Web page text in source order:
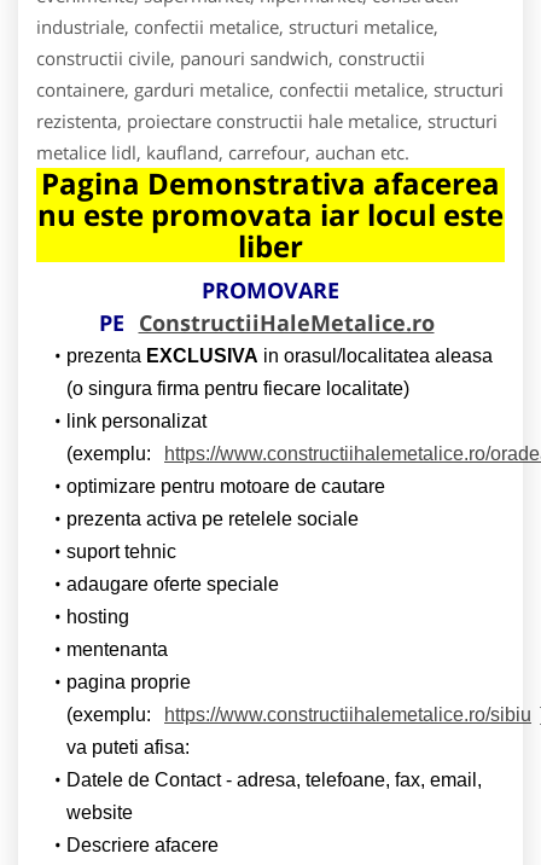
industriale, confectii metalice, structuri metalice,
constructii civile, panouri sandwich, constructii
containere, garduri metalice, confectii metalice, structuri
rezistenta, proiectare constructii hale metalice, structuri
metalice lidl, kaufland, carrefour, auchan etc.
Pagina Demonstrativa afacerea
nu este promovata iar locul este
liber
PROMOVARE
PE ConstructiiHaleMetalice.ro
prezenta EXCLUSIVA in orasul/localitatea aleasa
(o singura firma pentru fiecare localitate)
link personalizat
(exemplu:
https://www.constructiihalemetalice.ro/
optimizare pentru motoare de cautare
prezenta activa pe retelele sociale
suport tehnic
adaugare oferte speciale
hosting
mentenanta
pagina proprie
(exemplu:
https://www.constructiihalemetalice.ro/sibiu
va puteti afisa:
Datele de Contact - adresa, telefoane, fax, email,
website
Descriere afacere